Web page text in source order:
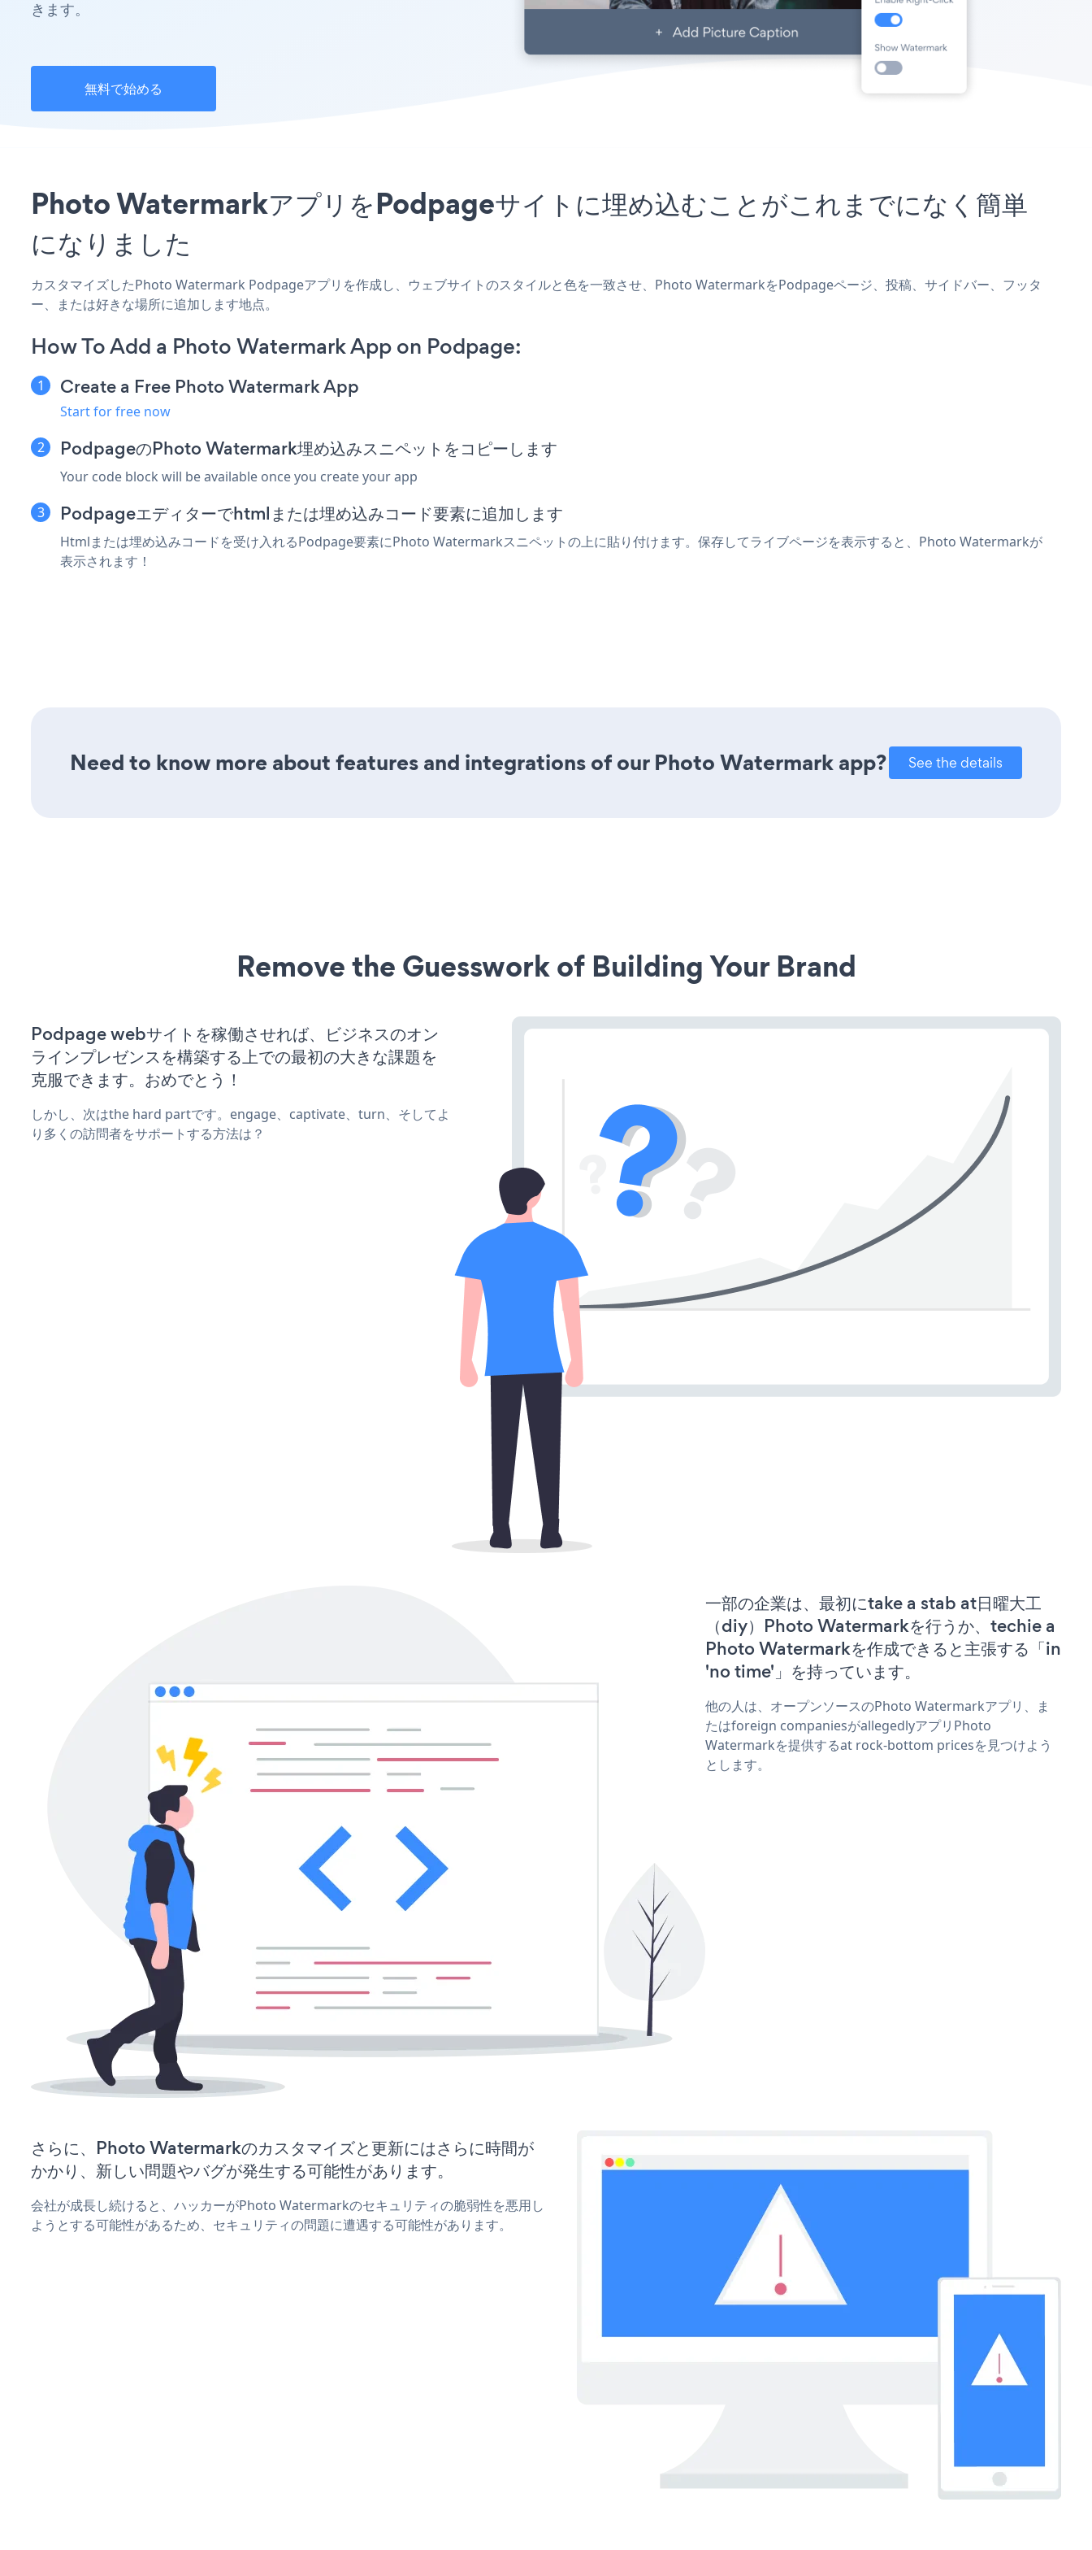
きます。
無料で始める
Photo WatermarkアプリをPodpageサイトに埋め込むことがこれまでになく簡単
になりました
カスタマイズしたPhoto Watermark Podpageアプリを作成し、ウェブサイトのスタイルと色を一致させ、Photo WatermarkをPodpageページ、投稿、サイドバー、フッタ
ー、または好きな場所に追加します地点。
How To Add a Photo Watermark App on Podpage:
Create a Free Photo Watermark App
Start for free now
PodpageのPhoto Watermark埋め込みスニペットをコピーします
Your code block will be available once you create your app
Podpageエディターでhtmlまたは埋め込みコード要素に追加します
Htmlまたは埋め込みコードを受け入れるPodpage要素にPhoto Watermarkスニペットの上に貼り付けます。保存してライブページを表示すると、Photo Watermarkが
表示されます！
Need to know more about features and integrations of our Photo Watermark app? See the details
Remove the Guesswork of Building Your Brand
Podpage webサイトを稼働させれば、ビジネスのオン
ラインプレゼンスを構築する上での最初の大きな課題を
克服できます。おめでとう！
しかし、次はthe hard partです。engage、captivate、turn、そしてよ
り多くの訪問者をサポートする方法は？
一部の企業は、最初にtake a stab at日曜大工
（diy）Photo Watermarkを行うか、techie a
Photo Watermarkを作成できると主張する「in
'no time'」を持っています。
他の人は、オープンソースのPhoto Watermarkアプリ、ま
たはforeign companiesがallegedlyアプリPhoto
Watermarkを提供するat rock-bottom pricesを見つけよう
とします。
さらに、Photo Watermarkのカスタマイズと更新にはさらに時間が
かかり、新しい問題やバグが発生する可能性があります。
会社が成長し続けると、ハッカーがPhoto Watermarkのセキュリティの脆弱性を悪用し
ようとする可能性があるため、セキュリティの問題に遭遇する可能性があります。